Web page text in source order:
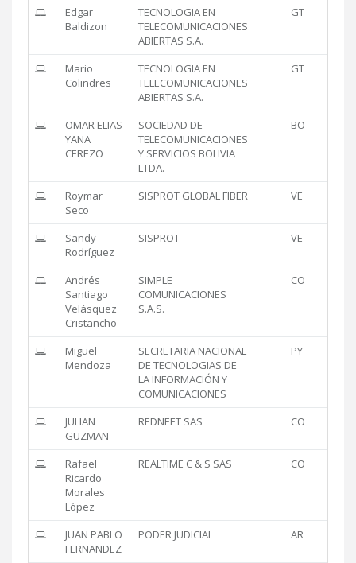
Edgar
Baldizon
TECNOLOGIA EN
TELECOMUNICACIONES
ABIERTAS S.A.
GT
Mario
Colindres
TECNOLOGIA EN
TELECOMUNICACIONES
ABIERTAS S.A.
GT
OMAR ELIAS
YANA
CEREZO
SOCIEDAD DE
TELECOMUNICACIONES
Y SERVICIOS BOLIVIA
LTDA.
BO
Roymar
Seco
SISPROT GLOBAL FIBER VE
Sandy
Rodríguez
SISPROT VE
Andrés
Santiago
Velásquez
Cristancho
SIMPLE
COMUNICACIONES
S.A.S.
CO
Miguel
Mendoza
SECRETARIA NACIONAL
DE TECNOLOGIAS DE
LA INFORMACIÓN Y
COMUNICACIONES
PY
JULIAN
GUZMAN
REDNEET SAS CO
Rafael
Ricardo
Morales
López
REALTIME C & S SAS CO
JUAN PABLO
FERNANDEZ
PODER JUDICIAL AR